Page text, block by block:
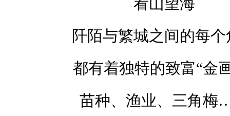
阡陌与繁城之间的每个
都有着独特的致富“金
苗种、渔业、三角